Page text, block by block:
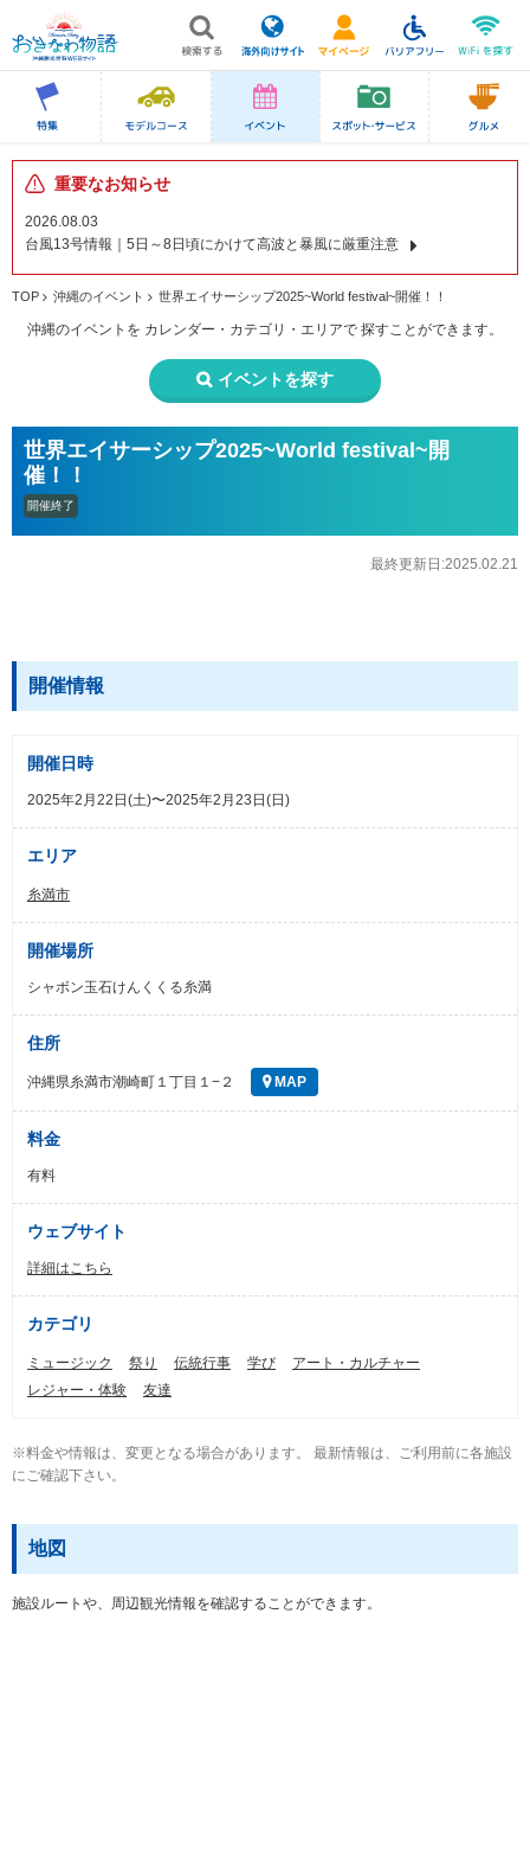
重要なお知らせ
2026.08.03
台風13号情報｜5日～8日頃にかけて高波と暴風に厳重注意
TOP 沖縄のイベント 世界エイサーシップ2025~World festival~開催！！
沖縄のイベントを カレンダー・カテゴリ・エリアで 探すことができます。
イベントを探す
世界エイサーシップ2025~World festival~開
催！！
開催終了
最終更新日:2025.02.21
開催情報
開催日時
2025年2月22日(土)〜2025年2月23日(日)
エリア
糸満市
開催場所
シャボン玉石けんくくる糸満
住所
沖縄県糸満市潮崎町１丁目１−２ MAP
料金
有料
ウェブサイト
詳細はこちら
カテゴリ
ミュージック 祭り 伝統行事 学び
アート・カルチャー
レジャー・体験
友達
※料金や情報は、変更となる場合があります。 最新情報は、ご利用前に各施設
にご確認下さい。
地図
施設ルートや、周辺観光情報を確認することができます。